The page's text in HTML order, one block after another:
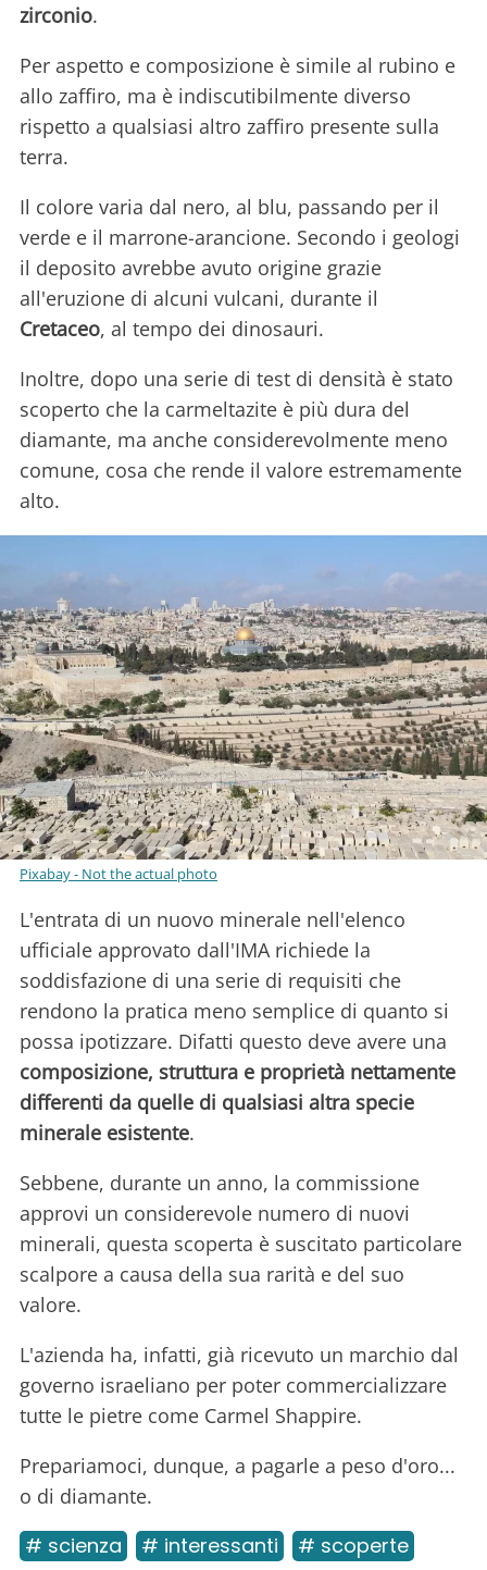
zirconio.
Per aspetto e composizione è simile al rubino e
allo zaffiro, ma è indiscutibilmente diverso
rispetto a qualsiasi altro zaffiro presente sulla
terra.
Il colore varia dal nero, al blu, passando per il
verde e il marrone-arancione. Secondo i geologi
il deposito avrebbe avuto origine grazie
all'eruzione di alcuni vulcani, durante il
Cretaceo, al tempo dei dinosauri.
Inoltre, dopo una serie di test di densità è stato
scoperto che la carmeltazite è più dura del
diamante, ma anche considerevolmente meno
comune, cosa che rende il valore estremamente
alto.
Pixabay - Not the actual photo
L'entrata di un nuovo minerale nell'elenco
ufficiale approvato dall'IMA richiede la
soddisfazione di una serie di requisiti che
rendono la pratica meno semplice di quanto si
possa ipotizzare. Difatti questo deve avere una
composizione, struttura e proprietà nettamente
differenti da quelle di qualsiasi altra specie
minerale esistente.
Sebbene, durante un anno, la commissione
approvi un considerevole numero di nuovi
minerali, questa scoperta è suscitato particolare
scalpore a causa della sua rarità e del suo
valore.
L'azienda ha, infatti, già ricevuto un marchio dal
governo israeliano per poter commercializzare
tutte le pietre come Carmel Shappire.
Prepariamoci, dunque, a pagarle a peso d'oro...
o di diamante.
# scienza # interessanti # scoperte